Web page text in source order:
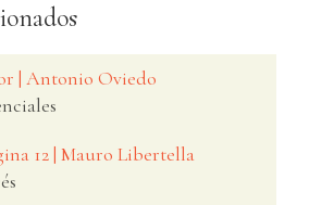
| Antonio Oviedo
12 | Mauro Libertella